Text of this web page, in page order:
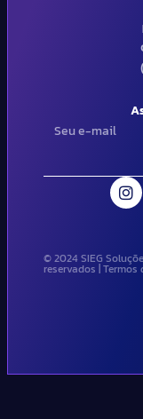
© 2024 SIEG
reservados |